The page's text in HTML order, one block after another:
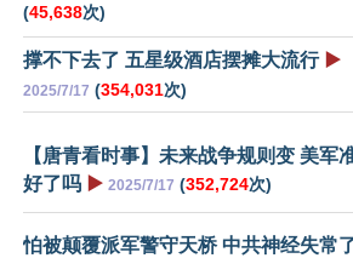
(45,638次)
撑不下去了 五星级酒店摆摊大流行 ▶️
2025/7/17 (354,031次)
【唐青看时事】未来战争规则变 美军
好了吗 ▶️ 2025/7/17 (352,724次)
怕被颠覆派军警守天桥 中共神经失常